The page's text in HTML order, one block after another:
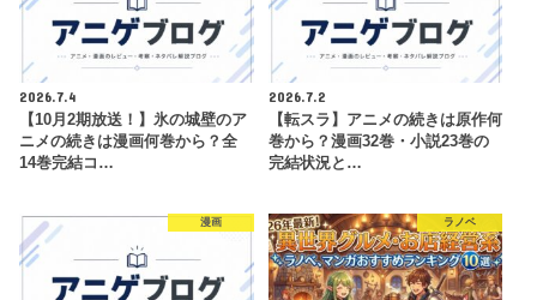
2026.7.4
【10月2期放送！】氷の城壁のア
ニメの続きは漫画何巻から？全
14巻完結コ…
2026.7.2
【転スラ】アニメの続きは原作何
巻から？漫画32巻・小説23巻の
完結状況と…
漫画 ラノベ